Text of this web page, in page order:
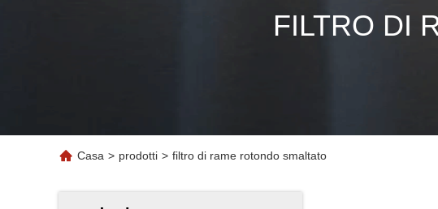
FILTRO DI
Casa > prodotti > filtro di rame rotondo smaltato